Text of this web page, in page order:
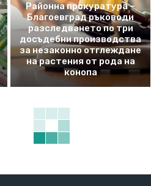
Районна прокуратура –
Благоевград ръководи
разследването по три
досъдебни производства
за незаконно отглеждане
на растения от рода на
конопа